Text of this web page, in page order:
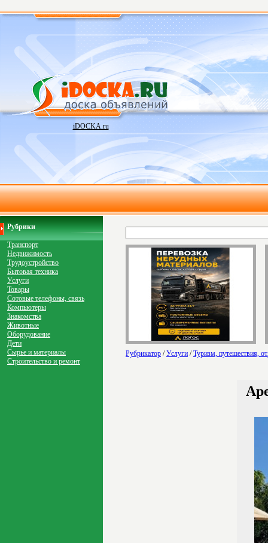
iDOCKA.ru
Рубрики
Транспорт
Недвижимость
Трудоустройство
Бытовая техника
Услуги
Товары
Сотовые телефоны, связь
Компьютеры
Знакомства
Животные
Оборудование
Дети
Сырье и материалы
Строительство и ремонт
Рубрикатор /Услуги /Туризм, путешествия,